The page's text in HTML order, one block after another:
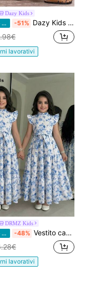
Dazy Kids
Magazzino EU -51% Dazy Kids Vestito senza maniche con stampa floreale ditsy per ragazze pre-adolescenti, adatto per l'estate e le vacanze di Pasqua
lavorativi
DRMZ Kids
Magazzino EU -48% Vestito casual quotidiano versatile e comodo con stampa floreale aderente per ragazze pre-adolescenti
lavorativi